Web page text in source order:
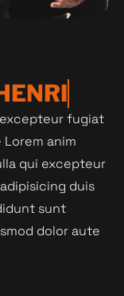
ENRI
fugiat
anim
qui excepteur
duis
sunt
dolor aute